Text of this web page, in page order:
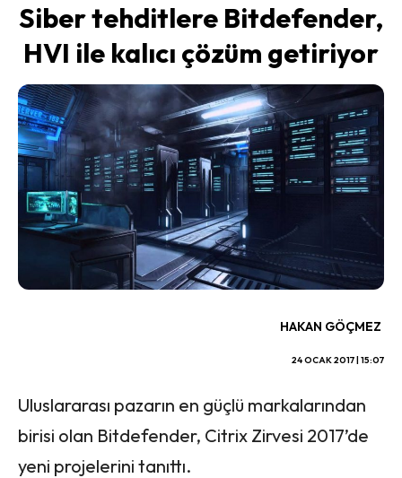
Siber tehditlere Bitdefender,
HVI ile kalıcı çözüm getiriyor
HAKAN GÖÇMEZ
24 OCAK 2017 | 15:07
Uluslararası pazarın en güçlü markalarından
birisi olan Bitdefender, Citrix Zirvesi 2017’de
yeni projelerini tanıttı.